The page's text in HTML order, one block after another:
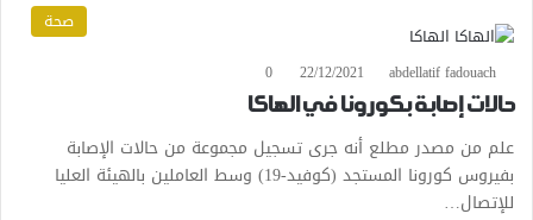
صحة
abdellatif fadouach
22/12/2021
0
حالات إصابة بكورونا في الهاكا
علم من مصدر مطلع أنه جرى تسجيل مجموعة من حالات الإصابة
بفيروس كورونا المستجد (كوفيد-19) وسط العاملين بالهيئة العليا
للإتصال…